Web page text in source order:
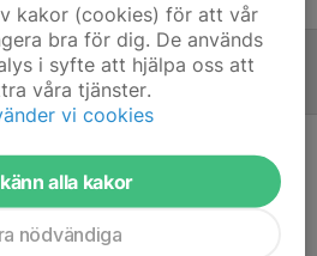
referat skrivet
kakor (cookies) för att vår
bra för dig. De används
i syfte att hjälpa oss att
våra tjänster.
vi cookies
alla kakor
nödvändiga